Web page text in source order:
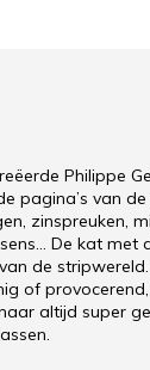
Philippe
pagina’s van
zinspreuken,
De kat met
de
of
altijd super